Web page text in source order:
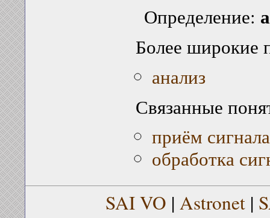
Определение:
Более широкие
анализ
Связанные
приём сигнала
обработка
SAI VO | Astronet |